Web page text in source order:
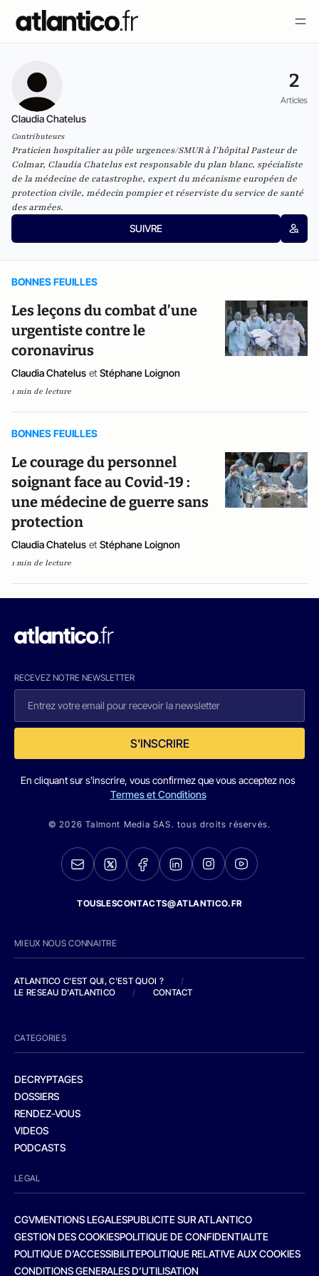
2
Articles
Claudia Chatelus
Contributeurs
Praticien hospitalier au pôle urgences/SMUR à l’hôpital Pasteur de
Colmar, Claudia Chatelus est responsable du plan blanc, spécialiste
de la médecine de catastrophe, expert du mécanisme européen de
protection civile, médecin pompier et réserviste du service de santé
des armées.
SUIVRE
BONNES FEUILLES
Les leçons du combat d’une
urgentiste contre le
coronavirus
Claudia Chatelus et Stéphane Loignon
1 min de lecture
BONNES FEUILLES
Le courage du personnel
soignant face au Covid-19 :
une médecine de guerre sans
protection
Claudia Chatelus et Stéphane Loignon
1 min de lecture
RECEVEZ NOTRE NEWSLETTER
S'INSCRIRE
En cliquant sur s'inscrire, vous confirmez que vous acceptez nos
Termes et Conditions
© 2026 Talmont Media SAS. tous droits réservés.
TOUSLESCONTACTS@ATLANTICO.FR
MIEUX NOUS CONNAITRE
ATLANTICO C'EST QUI, C'EST QUOI ?
/
LE RESEAU D'ATLANTICO
/ CONTACT
CATEGORIES
DECRYPTAGES
DOSSIERS
RENDEZ-VOUS
VIDEOS
PODCASTS
LEGAL
CGVMENTIONS LEGALESPUBLICITE SUR ATLANTICO
GESTION DES COOKIESPOLITIQUE DE CONFIDENTIALITE
POLITIQUE D’ACCESSIBILITEPOLITIQUE RELATIVE AUX COOKIES
CONDITIONS GENERALES D’UTILISATION